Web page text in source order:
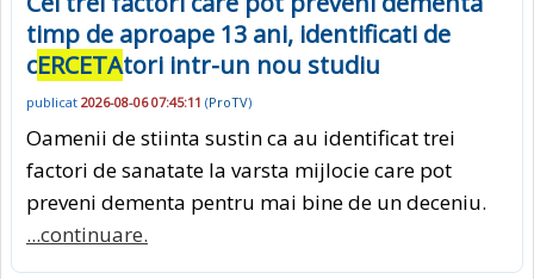
timp de aproape 13 ani, identificati de
cERCETAtori intr-un nou studiu
publicat 2026-08-06 07:45:11 (ProTV)
Oamenii de stiinta sustin ca au identificat trei
factori de sanatate la varsta mijlocie care pot
preveni dementa pentru mai bine de un deceniu.
...continuare.